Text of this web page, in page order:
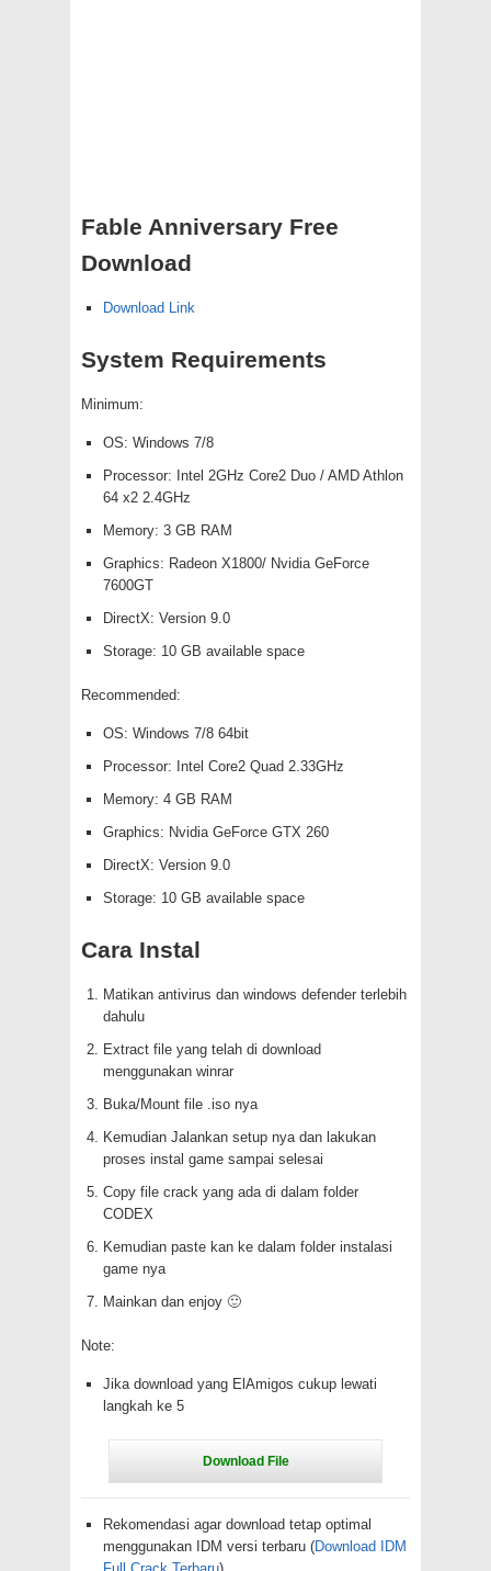
Fable Anniversary Free
Download
Download Link
System Requirements
Minimum:
OS: Windows 7/8
Processor: Intel 2GHz Core2 Duo / AMD Athlon
64 x2 2.4GHz
Memory: 3 GB RAM
Graphics: Radeon X1800/ Nvidia GeForce
7600GT
DirectX: Version 9.0
Storage: 10 GB available space
Recommended:
OS: Windows 7/8 64bit
Processor: Intel Core2 Quad 2.33GHz
Memory: 4 GB RAM
Graphics: Nvidia GeForce GTX 260
DirectX: Version 9.0
Storage: 10 GB available space
Cara Instal
Matikan antivirus dan windows defender terlebih
dahulu
Extract file yang telah di download
menggunakan winrar
Buka/Mount file .iso nya
Kemudian Jalankan setup nya dan lakukan
proses instal game sampai selesai
Copy file crack yang ada di dalam folder
CODEX
Kemudian paste kan ke dalam folder instalasi
game nya
Mainkan dan enjoy 🙂
Note:
Jika download yang ElAmigos cukup lewati
langkah ke 5
Rekomendasi agar download tetap optimal
menggunakan IDM versi terbaru (Download IDM